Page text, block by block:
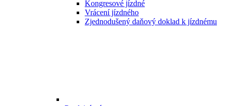
Kongresové jízdné
Vrácení jízdného
Zjednodušený daňový doklad k jízdnému